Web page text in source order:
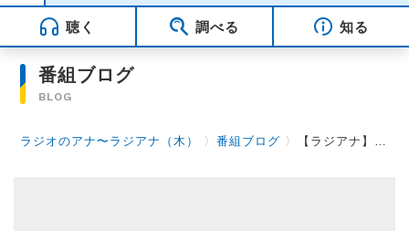
聴く 調べる 知る
番組ブログ
BLOG
ラジオのアナ〜ラジアナ（木） 〉番組ブログ 〉 【ラジアナ】第115回目ゲスト ～4人組ロックバンド・the band apartの木暮栄一さん！～【木曜日】